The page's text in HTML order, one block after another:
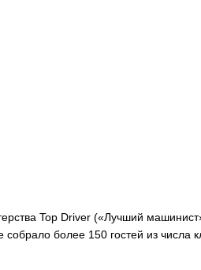
Top Driver («Лучший
более 150 гостей из числа